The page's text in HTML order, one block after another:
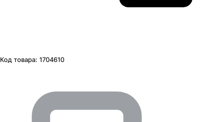
Код товара: 1704610